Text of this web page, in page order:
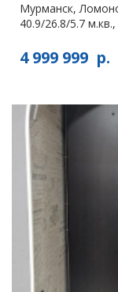
Мурманск,
40.9/26.8/5.7
4 999 999 р.